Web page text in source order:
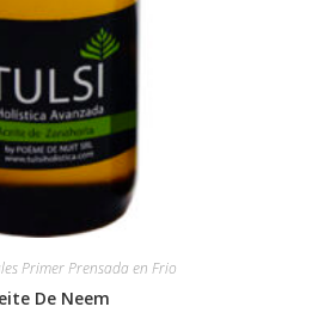
Primer Prensada en Frio
De Neem